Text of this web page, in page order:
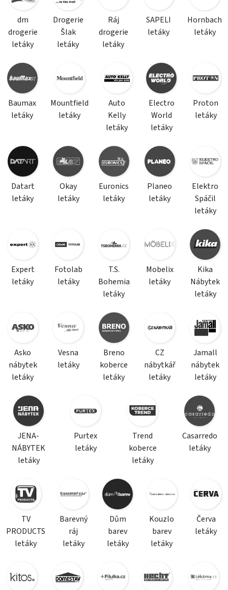
dm
drogerie
letáky
Drogerie
Šlak
letáky
Ráj
drogerie
letáky
SAPELI
letáky
Hornbach
letáky
Baumax
letáky
Mountfield
letáky
Auto
Kelly
letáky
Electro
World
letáky
Proton
letáky
Datart
letáky
Okay
letáky
Euronics
letáky
Planeo
letáky
Elektro
Spáčil
letáky
Expert
letáky
Fotolab
letáky
T.S.
Bohemia
letáky
Mobelix
letáky
Kika
Nábytek
letáky
Asko
nábytek
letáky
Vesna
letáky
Breno
koberce
letáky
CZ
nábytkář
letáky
Jamall
nábytek
letáky
JENA-
NÁBYTEK
letáky
Purtex
letáky
Trend
koberce
letáky
Casarredo
letáky
TV
PRODUCTS
letáky
Barevný
ráj
letáky
Dům
barev
letáky
Kouzlo
barev
letáky
Červa
letáky